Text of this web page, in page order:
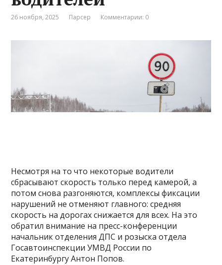
26 ноября, 2025 Парсер Комментарии: 0
Несмотря на то что некоторые водители
сбрасывают скорость только перед камерой, а
потом снова разгоняются, комплексы фиксации
нарушений не отменяют главного: средняя
скорость на дорогах снижается для всех. На это
обратил внимание на пресс-конференции
начальник отделения ДПС и розыска отдела
Госавтоинспекции УМВД России по
Екатеринбургу Антон Попов.